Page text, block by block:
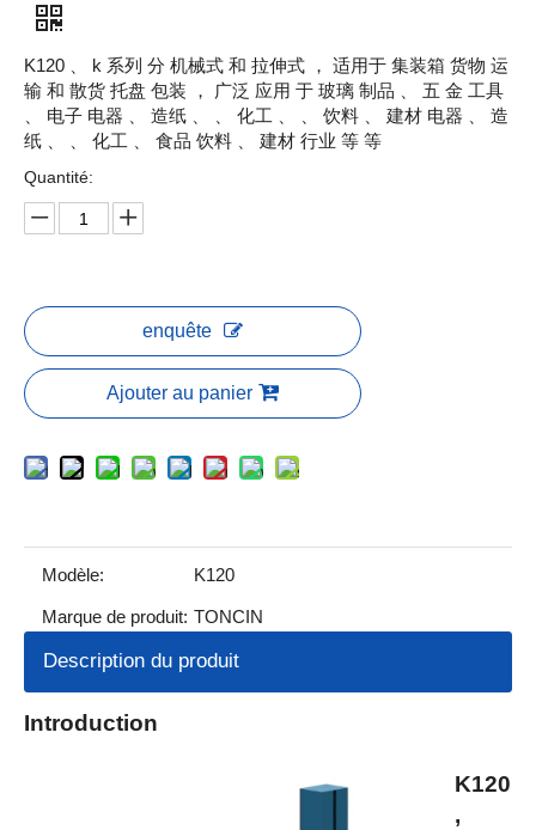
K120 、 k 系列 分 机械式 和 拉伸式 ， 适用于 集装箱 货物 运
输 和 散货 托盘 包装 ， 广泛 应用 于 玻璃 制品 、 五 金 工具
、 电子 电器 、 造纸 、 、 化工 、 、 饮料 、 建材 电器 、 造
纸 、 、 化工 、 食品 饮料 、 建材 行业 等 等
Quantité:
enquête
Ajouter au panier
Modèle: K120
Marque de produit: TONCIN
Description du produit
Introduction
K120
,